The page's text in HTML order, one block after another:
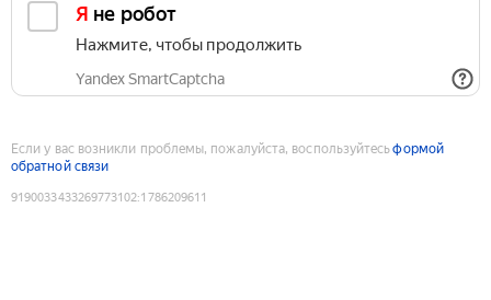
Я не робот
Нажмите, чтобы продолжить
Yandex SmartCaptcha
Если у вас возникли проблемы, пожалуйста, воспользуйтесьформой
обратной связи
9190033433269773102:1786209611